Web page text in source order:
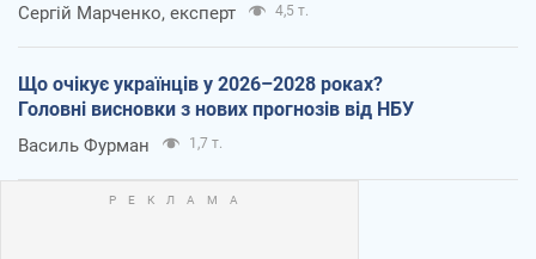
Сергій Марченко, експерт 4,5 т.
Що очікує українців у 2026–2028 роках?
Головні висновки з нових прогнозів від НБУ
Василь Фурман 1,7 т.